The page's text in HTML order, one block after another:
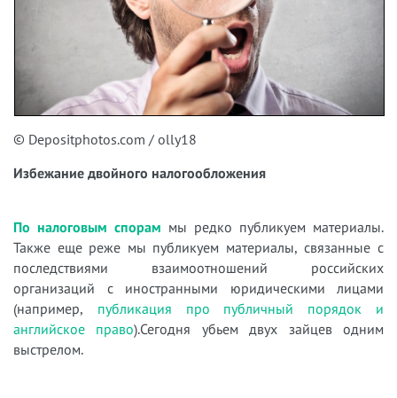
© Depositphotos.com / olly18
Избежание двойного налогообложения
По налоговым спорам мы редко публикуем материалы.
Также еще реже мы публикуем материалы, связанные с
последствиями взаимоотношений российских
организаций с иностранными юридическими лицами
(например, публикация про публичный порядок и
английское право).Сегодня убьем двух зайцев одним
выстрелом.